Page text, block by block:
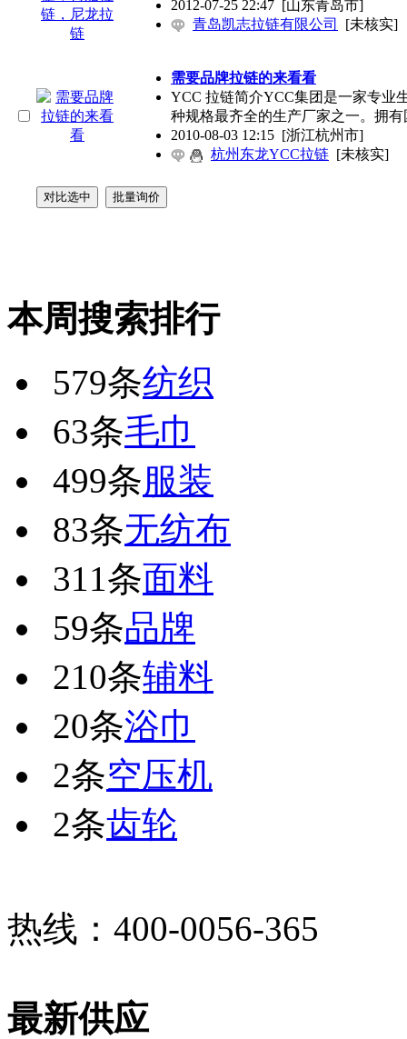
2012-07-25 22:47 [山东青岛市]
青岛凯志拉链有限公司
[未核实]
需要品牌拉链的来看看
YCC 拉链简介YCC集团是一家专业
种规格最齐全的生产厂家之一。拥有
2010-08-03 12:15 [浙江杭州市]
杭州东龙YCC拉链 [未核实]
本周搜索排行
579条纺织
63条毛巾
499条服装
83条无纺布
311条面料
59条品牌
210条辅料
20条浴巾
2条空压机
2条齿轮
热线：400-0056-365
最新供应